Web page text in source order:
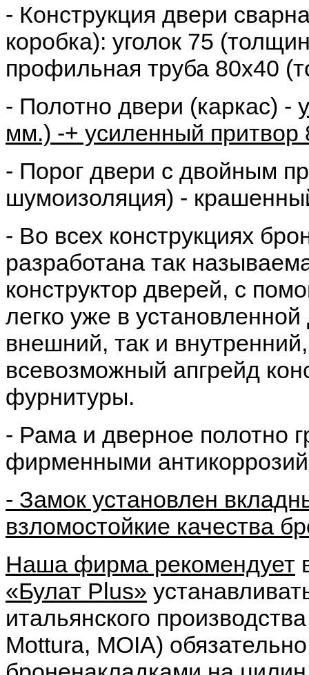
- Конструкция двери
коробка): уголок 75
профильная труба 80х40
- Полотно двери (каркас) -
мм.) -+ усиленный
- Порог двери с двойным
шумоизоляция) -
- Во всех конструкциях
разработана так
конструктор дверей, с
легко уже в
внешний, так и
всевозможный апгрейд
фурнитуры.
- Рама и дверное полотно
фирменными
- Замок установлен
взломостойкие качества
Наша фирма рекомендует
«Булат Plus»
итальянского
Mottura, MOIA)